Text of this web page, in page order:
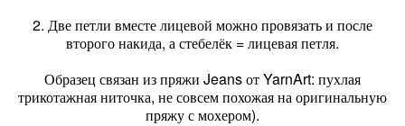
2. Две петли вместе лицевой можно провязать и после
второго накида, а стебелёк = лицевая петля.
Образец связан из пряжи Jeans от YarnArt: пухлая
трикотажная ниточка, не совсем похожая на оригинальную
пряжу с мохером).